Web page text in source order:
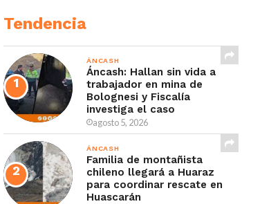
Tendencia
ÁNCASH
Áncash: Hallan sin vida a
trabajador en mina de
Bolognesi y Fiscalía
investiga el caso
agosto 5, 2026
ÁNCASH
Familia de montañista
chileno llegará a Huaraz
para coordinar rescate en
Huascarán